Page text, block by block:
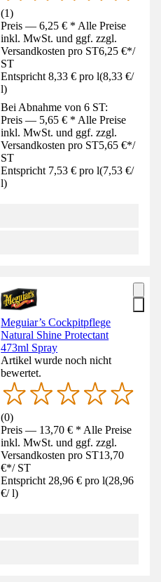
(1)
Preis — 6,25 € * Alle Preise
inkl. MwSt. und ggf. zzgl.
Versandkosten pro ST6,25 €*/
ST
Entspricht 8,33 € pro l(8,33 €/
l)
Bei Abnahme von 6 ST:
Preis — 5,65 € * Alle Preise
inkl. MwSt. und ggf. zzgl.
Versandkosten pro ST5,65 €*/
ST
Entspricht 7,53 € pro l(7,53 €/
l)
Meguiar’s Cockpitpflege
Natural Shine Protectant
473ml Spray
Artikel wurde noch nicht
bewertet.
(0)
Preis — 13,70 € * Alle Preise
inkl. MwSt. und ggf. zzgl.
Versandkosten pro ST13,70
€*/ ST
Entspricht 28,96 € pro l(28,96
€/ l)